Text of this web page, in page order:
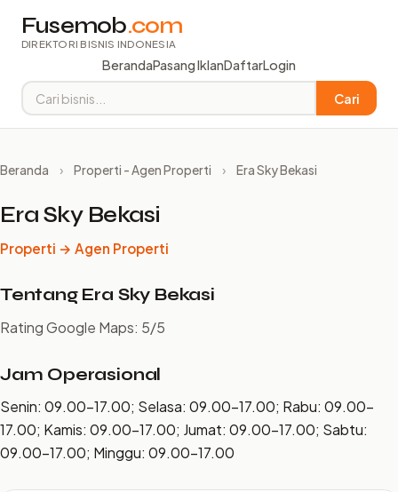
Fusemob.com
DIREKTORI BISNIS INDONESIA
BerandaPasang IklanDaftarLogin
Cari
Beranda › Properti - Agen Properti › Era Sky Bekasi
Era Sky Bekasi
Properti → Agen Properti
Tentang Era Sky Bekasi
Rating Google Maps: 5/5
Jam Operasional
Senin: 09.00–17.00; Selasa: 09.00–17.00; Rabu: 09.00–
17.00; Kamis: 09.00–17.00; Jumat: 09.00–17.00; Sabtu:
09.00–17.00; Minggu: 09.00–17.00